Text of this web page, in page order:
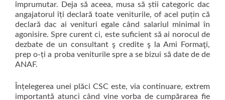
împrumutar. Deja să aceea, musa să știi categoric dac
angajatorul îți declară toate veniturile, of acel puțin că
declară dac ai venituri egale când salariul minimal în
agonisire. Spre curent ci, este suficient să ai norocul de
dezbate de un consultant ş credite ş la Ami Formaţi,
prep o-ți a proba veniturile spre a se bizui să date de de
ANAF.
Înțelegerea unei plăci CSC este, via continuare, extrem
importantă atunci când vine vorba de cumpărarea fie